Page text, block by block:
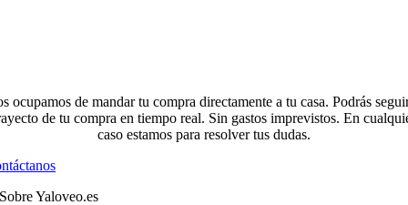
ocupamos de mandar tu compra directamente a tu casa. Podrás
de tu compra en tiempo real. Sin gastos imprevistos. En
caso estamos para resolver tus dudas.
Sobre Yaloveo.es